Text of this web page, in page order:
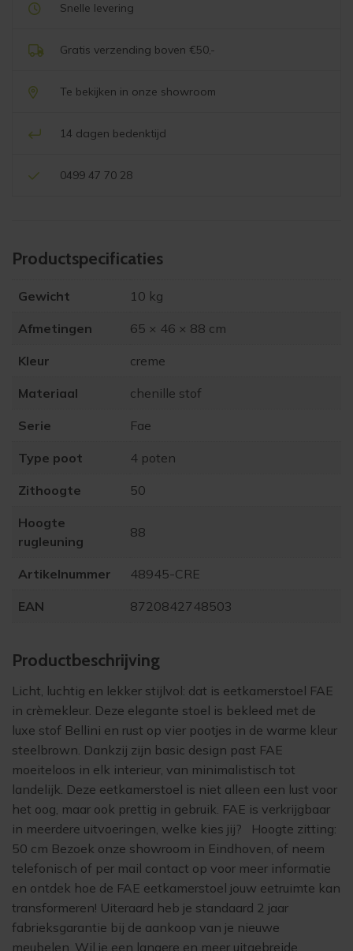
Snelle levering
Gratis verzending boven €50,-
Te bekijken in onze showroom
14 dagen bedenktijd
0499 47 70 28
Product­specificaties
Gewicht 10 kg
Afmetingen 65 × 46 × 88 cm
Kleur creme
Materiaal chenille stof
Serie Fae
Type poot 4 poten
Zithoogte 50
Hoogte
rugleuning
88
Artikelnummer 48945-CRE
EAN 8720842748503
Product­beschrijving
Licht, luchtig en lekker stijlvol: dat is eetkamerstoel FAE
in crèmekleur. Deze elegante stoel is bekleed met de
luxe stof Bellini en rust op vier pootjes in de warme kleur
steelbrown. Dankzij zijn basic design past FAE
moeiteloos in elk interieur, van minimalistisch tot
landelijk. Deze eetkamerstoel is niet alleen een lust voor
het oog, maar ook prettig in gebruik. FAE is verkrijgbaar
in meerdere uitvoeringen, welke kies jij? Hoogte zitting:
50 cm Bezoek onze showroom in Eindhoven, of neem
telefonisch of per mail contact op voor meer informatie
en ontdek hoe de FAE eetkamerstoel jouw eetruimte kan
transformeren! Uiteraard heb je standaard 2 jaar
fabrieksgarantie bij de aankoop van je nieuwe
meubelen. Wil je een langere en meer uitgebreide